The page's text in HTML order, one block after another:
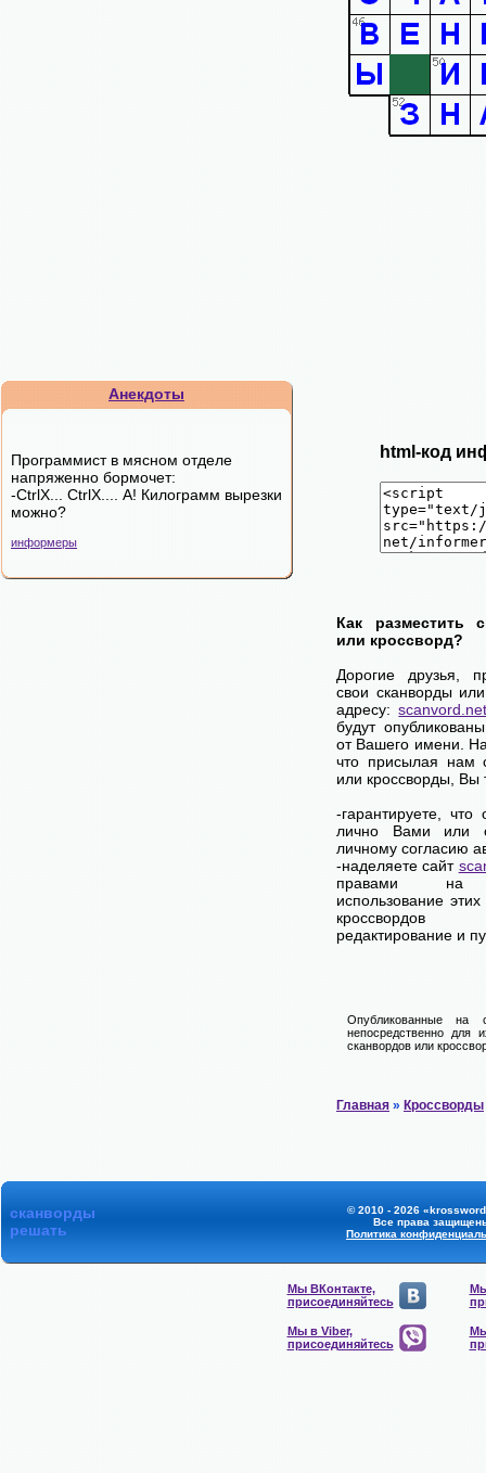
Анекдоты
Программист в мясном отделе
напряженно бормочет:
-CtrlX... CtrlX.... А! Килограмм вырезки
можно?
информеры
html-код
Как разместить
или кроссворд?
Дорогие друзья,
свои сканворды
адресу:
будут
от Вашего имени.
что присылая нам
или кроссворды,
-гарантируете, что
лично Вами или
личному согласию
-наделяете сайт
правами на
использование
редактирование и
Опубликованные на
непосредственно для
сканвордов или
Главная » Кроссворды
сканворды
решать
© 2010 - 2026
Все права
Политика
Мы ВКонтакте,
присоединяйтесь
Мы в Viber,
присоединяйтесь